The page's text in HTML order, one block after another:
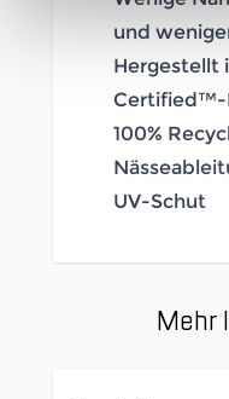
und
Hergestellt
Certified™-
100%
UV-Schut
Mehr